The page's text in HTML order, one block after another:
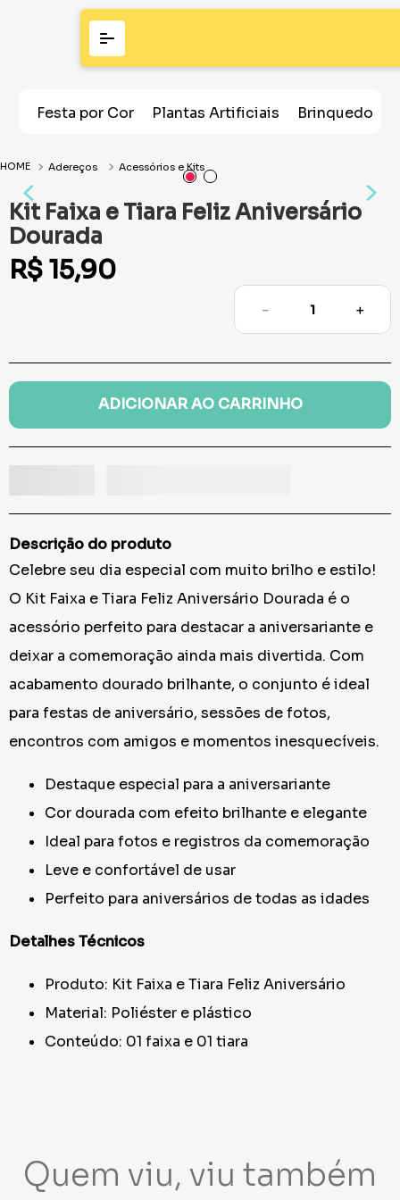
Festa por Cor Plantas Artificiais Brinquedos
Adereços Acessórios e Kits
Kit Faixa e Tiara Feliz Aniversário
Dourada
R$ 15,90
＋
－
ADICIONAR AO CARRINHO
Descrição do produto
Celebre seu dia especial com muito brilho e estilo!
O Kit Faixa e Tiara Feliz Aniversário Dourada é o
acessório perfeito para destacar a aniversariante e
deixar a comemoração ainda mais divertida. Com
acabamento dourado brilhante, o conjunto é ideal
para festas de aniversário, sessões de fotos,
encontros com amigos e momentos inesquecíveis.
Destaque especial para a aniversariante
Cor dourada com efeito brilhante e elegante
Ideal para fotos e registros da comemoração
Leve e confortável de usar
Perfeito para aniversários de todas as idades
Detalhes Técnicos
Produto: Kit Faixa e Tiara Feliz Aniversário
Material: Poliéster e plástico
Conteúdo: 01 faixa e 01 tiara
Quem viu, viu também